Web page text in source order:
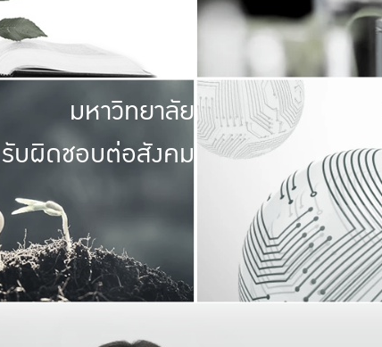
มหาวิทยาลัย
รับผิดชอบต่อสังคม